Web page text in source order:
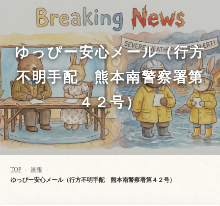
ゆっぴー安心メール（行方
不明手配 熊本南警察署第
４２号）
TOP > 速報 >
ゆっぴー安心メール（行方不明手配 熊本南警察署第４２号）